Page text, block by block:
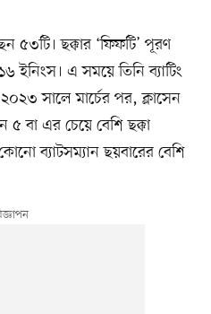
৫৩টি। ছক্কার ‘ফিফটি’ পূরণ
ইনিংস। এ সময়ে তিনি ব্যাটিং
সালে মার্চের পর, ক্লাসেন
৫ বা এর চেয়ে বেশি ছক্কা
ব্যাটসম্যান ছয়বারের বেশি